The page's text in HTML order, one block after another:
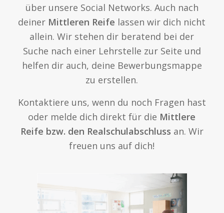
über unsere Social Networks. Auch nach
deiner Mittleren Reife lassen wir dich nicht
allein. Wir stehen dir beratend bei der
Suche nach einer Lehrstelle zur Seite und
helfen dir auch, deine Bewerbungsmappe
zu erstellen.
Kontaktiere uns, wenn du noch Fragen hast
oder melde dich direkt für die Mittlere
Reife bzw. den Realschulabschluss an. Wir
freuen uns auf dich!